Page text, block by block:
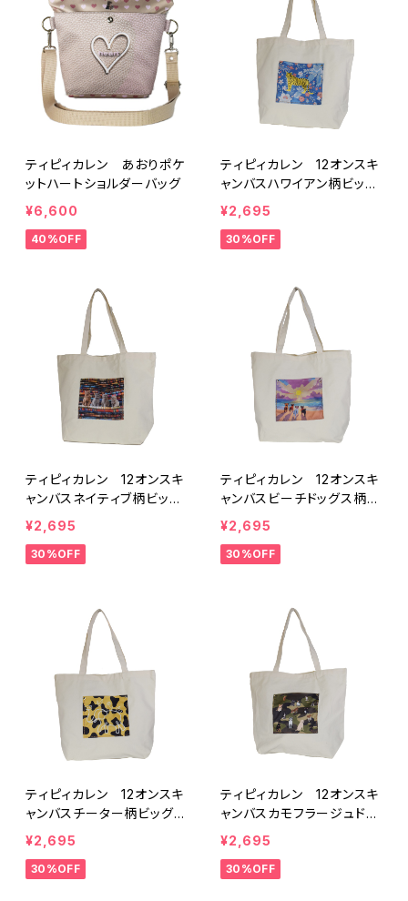
ティピィカレン あおりポケ
ットハートショルダーバッグ
¥6,600
40%OFF
ティピィカレン 12オンスキ
ャンバスハワイアン柄ビッグ
マイバッグ
¥2,695
30%OFF
ティピィカレン 12オンスキ
ャンバスネイティブ柄ビッグ
マイバッグ
¥2,695
30%OFF
ティピィカレン 12オンスキ
ャンバスビーチドッグス柄ビ
ッグマイバッグ
¥2,695
30%OFF
ティピィカレン 12オンスキ
ャンバスチーター柄ビッグマ
イバッグ
¥2,695
30%OFF
ティピィカレン 12オンスキ
ャンバスカモフラージュドッ
グス柄ビッグマイバッグ
¥2,695
30%OFF